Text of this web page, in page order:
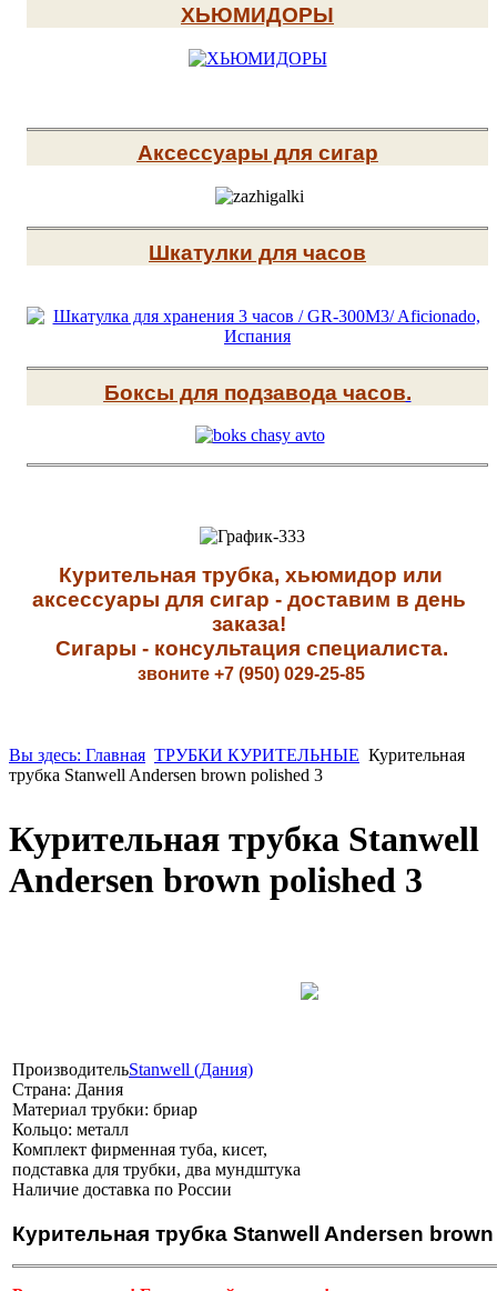
ХЬЮМИДОРЫ
Аксессуары для сигар
Шкатулки для часов
Боксы для подзавода часов.
Курительная трубка, хьюмидор или
аксессуары для сигар - доставим в день
заказа!
Сигары - консультация специалиста.
звоните +7 (950) 029-25-85
Вы здесь: Главная ТРУБКИ КУРИТЕЛЬНЫЕ Курительная
трубка Stanwell Andersen brown polished 3
Курительная трубка Stanwell
Andersen brown polished 3
ПроизводительStanwell (Дания)
Страна: Дания
Материал трубки: бриар
Кольцо: металл
Комплект фирменная туба, кисет,
подставка для трубки, два мундштука
Наличие доставка по России
Курительная трубка Stanwell Andersen